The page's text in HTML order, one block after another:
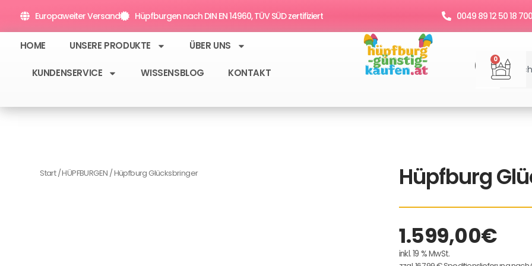
Inhalt
springen
Europaweiter Versand Hüpfburgen nach DIN EN 14960, TÜV SÜD zertifiziert 0049 89 12 50 18
HOME UNSERE PRODUKTE ÜBER UNS
KUNDENSERVICE WISSENSBLOG KONTAKT
0
Suche
Start/HÜPFBURGEN / Hüpfburg Glücksbringer Hüpfburg
1.599,00€
inkl. 19 % MwSt.